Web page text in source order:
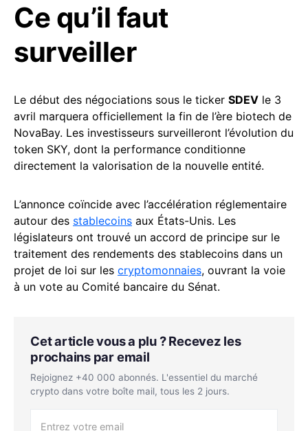
Ce qu’il faut
surveiller
Le début des négociations sous le ticker SDEV le 3
avril marquera officiellement la fin de l’ère biotech de
NovaBay. Les investisseurs surveilleront l’évolution du
token SKY, dont la performance conditionne
directement la valorisation de la nouvelle entité.
L’annonce coïncide avec l’accélération réglementaire
autour des stablecoins aux États-Unis. Les
législateurs ont trouvé un accord de principe sur le
traitement des rendements des stablecoins dans un
projet de loi sur les cryptomonnaies, ouvrant la voie
à un vote au Comité bancaire du Sénat.
Cet article vous a plu ? Recevez les
prochains par email
Rejoignez +40 000 abonnés. L'essentiel du marché
crypto dans votre boîte mail, tous les 2 jours.